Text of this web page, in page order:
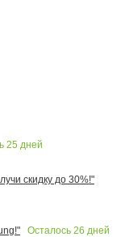
25 дней
скидку до 30%!"
Осталось 26 дней